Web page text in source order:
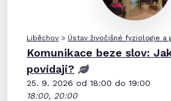
Liběchov > Ústav živočišné fyziologie a
Komunikace beze slov:
povídají?
25. 9. 2026 od 18:00 do 19:00
18:00, 20:00